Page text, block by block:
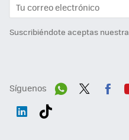
Suscribiéndote aceptas nuestra
Síguenos